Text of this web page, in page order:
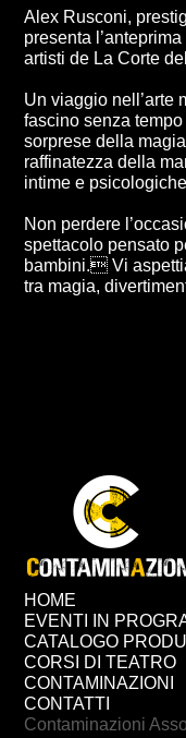
Alex Rusconi,
presenta
artisti de La Corte
Un viaggio nell’arte
fascino senza
sorprese della
raffinatezza della
intime e
Non perdere
spettacolo pensato
bambini. Vi
tra magia,
HOME
EVENTI IN
CATALOGO
CORSI DI TEATRO
CONTAMINAZIONI
CONTATTI
Contaminazioni